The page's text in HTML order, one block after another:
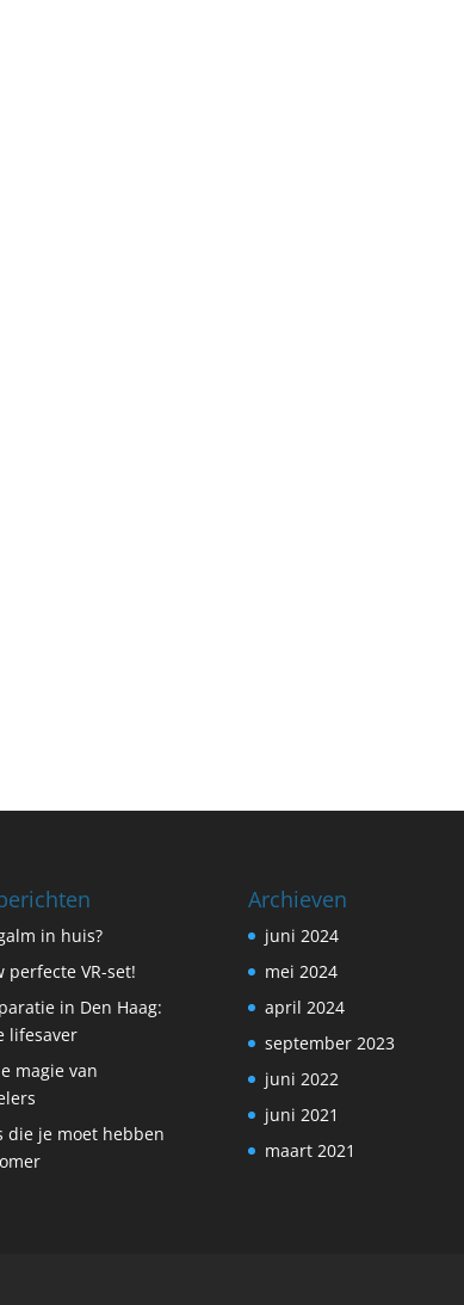
in huis?
perfecte VR-set!
in Den Haag:
lifesaver
magie van
die je moet hebben
Archieven
juni 2024
mei 2024
april 2024
september 2023
juni 2022
juni 2021
maart 2021